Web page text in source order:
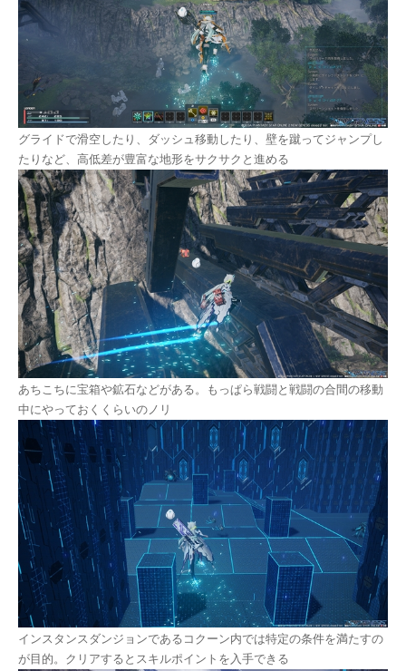
グライドで滑空したり、ダッシュ移動したり、壁を蹴ってジャンプし
たりなど、高低差が豊富な地形をサクサクと進める
あちこちに宝箱や鉱石などがある。もっぱら戦闘と戦闘の合間の移動
中にやっておくくらいのノリ
インスタンスダンジョンであるコクーン内では特定の条件を満たすの
が目的。クリアするとスキルポイントを入手できる